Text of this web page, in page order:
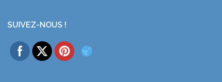
SUIVEZ-NOUS !